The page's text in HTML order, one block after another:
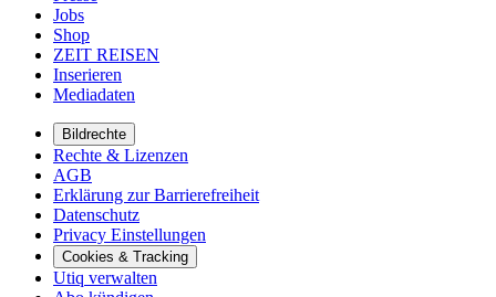
Jobs
Shop
ZEIT REISEN
Inserieren
Mediadaten
Bildrechte
Rechte & Lizenzen
AGB
Erklärung zur Barrierefreiheit
Datenschutz
Privacy Einstellungen
Cookies & Tracking
Utiq verwalten